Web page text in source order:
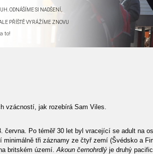
ODNÁŠÍME SI NADŠENÍ,
PŘÍŠTĚ VYRÁŽÍME ZNOVU
to!
vzácností, jak rozebírá Sam Viles.
června. Po téměř 30 let byl vracející se adult na
tři záznamy ze čtyř zemí (Švédsko a
britském území.Akoun černohrdlý je druhý